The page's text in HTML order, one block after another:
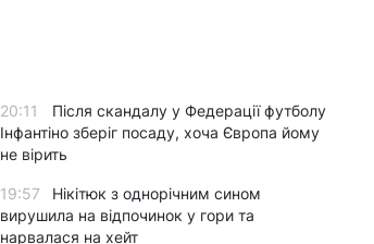
20:11
Після скандалу у Федерації футболу
Інфантіно зберіг посаду, хоча Європа йому
не вірить
19:57
Нікітюк з однорічним сином
вирушила на відпочинок у гори та
нарвалася на хейт